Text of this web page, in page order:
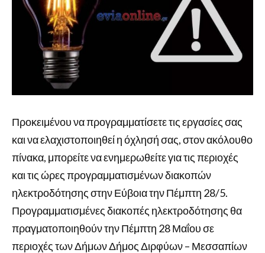
Προκειμένου να προγραμματίσετε τις εργασίες σας
και να ελαχιστοποιηθεί η όχλησή σας, στον ακόλουθο
πίνακα, μπορείτε να ενημερωθείτε για τις περιοχές
και τις ώρες προγραμματισμένων διακοπών
ηλεκτροδότησης στην Εύβοια την Πέμπτη 28/5.
Προγραμματισμένες διακοπές ηλεκτροδότησης θα
πραγματοποιηθούν την Πέμπτη 28 Μαΐου σε
περιοχές των Δήμων Δήμος Διρφύων – Μεσσαπίων